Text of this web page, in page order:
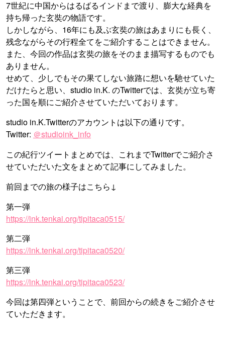
7世紀に中国からはるばるインドまで渡り、膨大な経典を
持ち帰った玄奘の物語です。
しかしながら、16年にも及ぶ玄奘の旅はあまりにも長く、
残念ながらその行程全てをご紹介することはできません。
また、今回の作品は玄奘の旅をそのまま描写するものでも
ありません。
せめて、少しでもその果てしない旅路に想いを馳せていた
だけたらと思い、studio in.K. のTwitterでは、玄奘が立ち寄
った国を順にご紹介させていただいております。
studio in.K.Twitterのアカウントは以下の通りです。
Twitter: ＠studioink_info
この紀行ツイートまとめでは、これまでTwitterでご紹介さ
せていただいた文をまとめて記事にしてみました。
前回までの旅の様子はこちら↓
第一弾
https://ink.tenkai.org/tipitaca0515/
第二弾
https://ink.tenkai.org/tipitaca0520/
第三弾
https://ink.tenkai.org/tipitaca0523/
今回は第四弾ということで、前回からの続きをご紹介させ
ていただきます。